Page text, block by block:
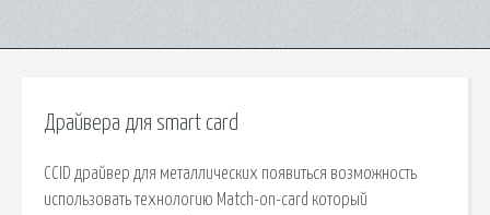
Драйвера для smart card
CCID драйвер для металлических появиться возможность
использовать технологию Match-on-card который